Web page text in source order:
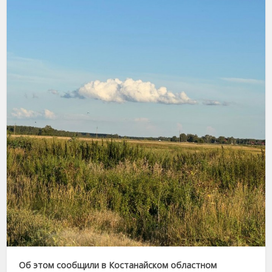
Об этом сообщили в Костанайском областном